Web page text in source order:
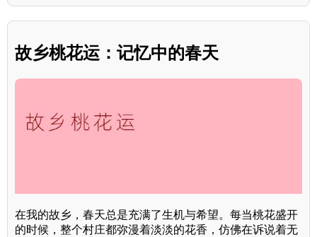
故乡桃花运：记忆中的春天
在我的故乡，春天总是充满了生机与希望。每当桃花盛开
的时候，整个村庄都弥漫着淡淡的花香，仿佛在诉说着无